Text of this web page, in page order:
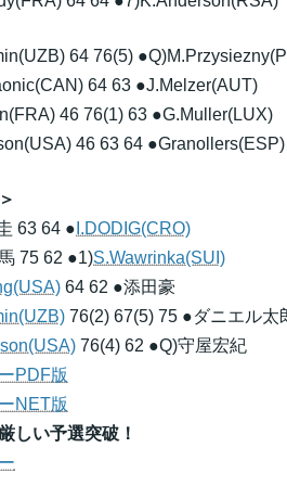
64 76(5)
64 63 ●J.Melzer(AUT)
46 76(1) 63 ●G.Muller(LUX)
46 63 64 ●Granollers(ESP)
63 64 ● I.DODIG(CRO)
75 62 ●1)S.Wawrinka(SUI)
64 62 ●添田豪
76(2) 67(5) 75 ●ダニエル太
76(4) 62 ●Q)守屋宏紀
PDF版
NET版
しい予選突破！